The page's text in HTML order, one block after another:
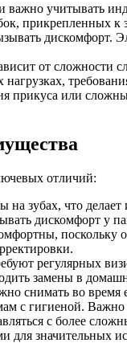
учитывать
прикрепленных
дискомфорт.
от сложности
нагрузках,
прикуса или
отличий:
на зубах, что
дискомфорт у
поскольку
регулярных
замены в
снимать во время
с гигиеной.
с более
для значительных